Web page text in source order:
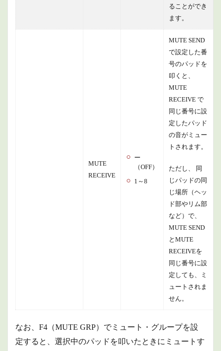
ることができ
ます。
MUTE
RECEIVE
ー
（OFF）
1～8
MUTE SEND
で設定した番
号のパッドを
叩くと、
MUTE
RECEIVE で
同じ番号に設
定したパッド
の音がミュー
トされます。
ただし、 同
じパッドの同
じ場所（ヘッ
ド部やリム部
など）で、
MUTE SEND
とMUTE
RECEIVEを
同じ番号に設
定しても、ミ
ュートされま
せん。
なお、F4（MUTE GRP）でミュート・グループを設
定すると、選択中のパッドを叩いたときにミュートす